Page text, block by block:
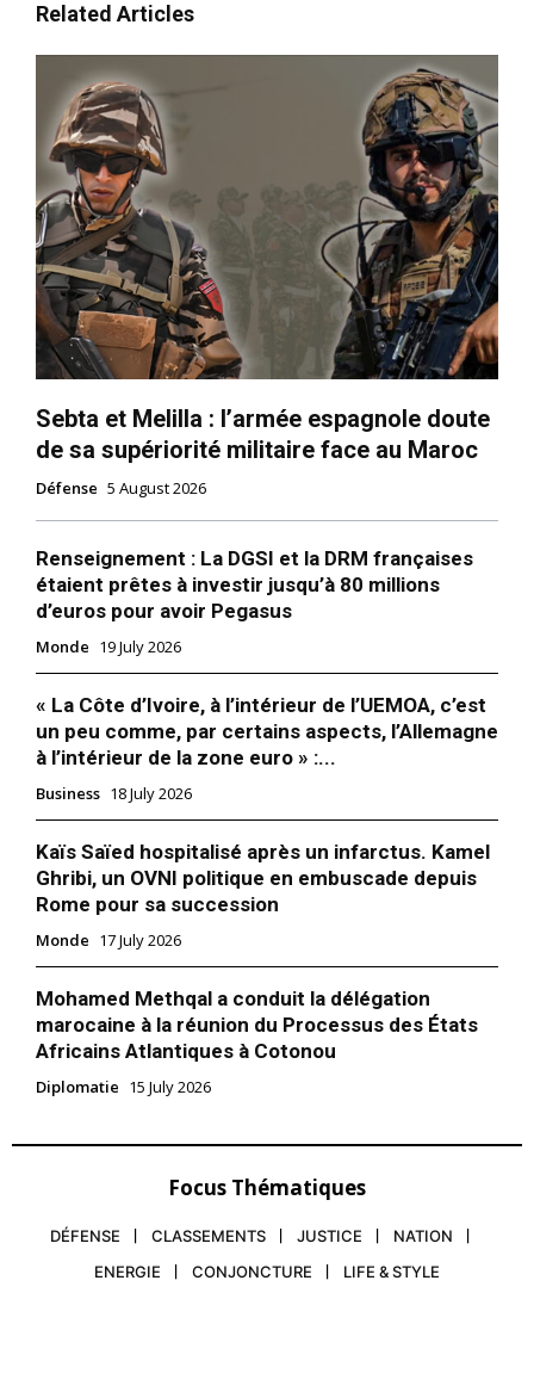
Related Articles
Sebta et Melilla : l’armée espagnole doute
de sa supériorité militaire face au Maroc
Défense 5 August 2026
Renseignement : La DGSI et la DRM françaises
étaient prêtes à investir jusqu’à 80 millions
d’euros pour avoir Pegasus
Monde 19 July 2026
« La Côte d’Ivoire, à l’intérieur de l’UEMOA, c’est
un peu comme, par certains aspects, l’Allemagne
à l’intérieur de la zone euro » :...
Business 18 July 2026
Kaïs Saïed hospitalisé après un infarctus. Kamel
Ghribi, un OVNI politique en embuscade depuis
Rome pour sa succession
Monde 17 July 2026
Mohamed Methqal a conduit la délégation
marocaine à la réunion du Processus des États
Africains Atlantiques à Cotonou
Diplomatie 15 July 2026
Focus Thématiques
DÉFENSE CLASSEMENTS JUSTICE
NATION
ENERGIE
CONJONCTURE LIFE & STYLE